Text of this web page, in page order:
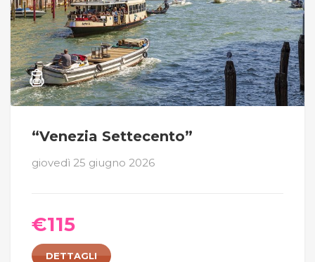
“Venezia Settecento”
giovedì 25 giugno 2026
€115
DETTAGLI